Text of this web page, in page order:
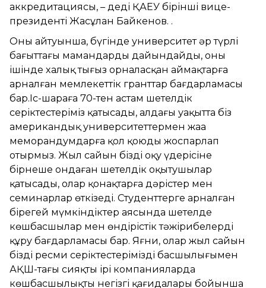
аккредитациясы, – деді ҚАЕУ бірінші вице-
президенті Жасұлан Байкенов. .
Оның айтуынша, бүгінде университет әр түрлі
бағыттағы мамандарды дайындайды, оның
ішінде халық тығыз орналасқан аймақтарға
арналған мемлекеттік гранттар бағдарламасы
бар.Іс-шараға 70-тен астам шетелдік
серіктестеріміз қатысады, алдағы уақытта біз
американдық университеттермен жаңа
меморандумдарға қол қоюды жоспарлап
отырмыз. Жыл сайын біздің оқу үдерісіне
бірнеше ондаған шетелдік оқытушылар
қатысады, олар қонақтарға дәрістер мен
семинарлар өткізеді. Студенттерге арналған
бірегей мүмкіндіктер аясында шетелде
көшбасшылар мен өндірістік тәжірибелерді
құру бағдарламасы бар. Яғни, олар жыл сайын
біздің ресми серіктестеріміздің басшылығымен
АҚШ-тағы сияқты ірі компанияларда
көшбасшылықтың негізгі қағидалары бойынша